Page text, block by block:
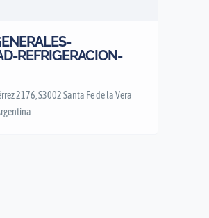
REFRIGERACION-
2176, S3002 Santa Fe de la Vera